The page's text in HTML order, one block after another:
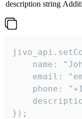
description string
name:
email:
phone:
});